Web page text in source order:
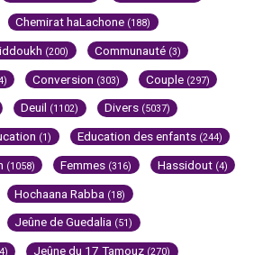
Chemirat haLachone (188)
(200) Communauté (3)
Conversion (303) Couple (297)
Deuil (1102) Divers (5037)
(1) Education des enfants (244)
(1058) Femmes (316) Hassidout (4)
Hochaana Rabba (18)
Jeûne de Guedalia (51)
Jeûne du 17 Tamouz (270)